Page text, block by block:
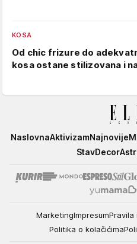
KOSA
Od chic frizure do
kosa ostane stilizovana i
Elle
NaslovnaAktivizamNajnovije
StavDecor
MarketingImpresumPravila
Politika o kolačićima